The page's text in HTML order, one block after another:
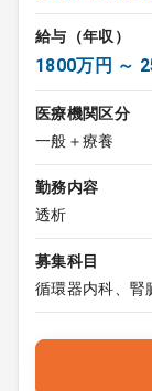
給与（年収）
1800万円 ～
医療機関区分
一般＋療養
勤務内容
透析
募集科目
循環器内科、腎